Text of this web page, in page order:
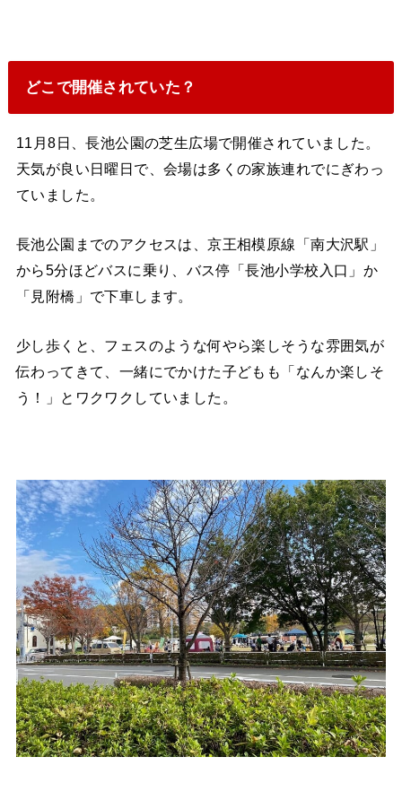
どこで開催されていた？
11月8日、長池公園の芝生広場で開催されていました。
天気が良い日曜日で、会場は多くの家族連れでにぎわっ
ていました。
長池公園までのアクセスは、京王相模原線「南大沢駅」
から5分ほどバスに乗り、バス停「長池小学校入口」か
「見附橋」で下車します。
少し歩くと、フェスのような何やら楽しそうな雰囲気が
伝わってきて、一緒にでかけた子どもも「なんか楽しそ
う！」とワクワクしていました。